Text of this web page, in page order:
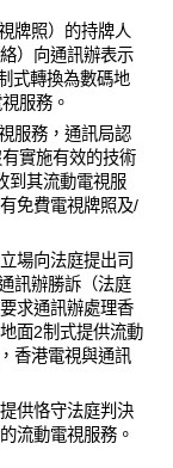
牌照）的持牌人
）向通訊辦表示
式轉換為數碼地
服務。
服務，通訊局認
實施有效的技術
到其流動電視服
免費電視牌照及/
場向法庭提出司
訊辦勝訴（法庭
求通訊辦處理香
面2制式提供流動
香港電視與通訊
供恪守法庭判決
流動電視服務。